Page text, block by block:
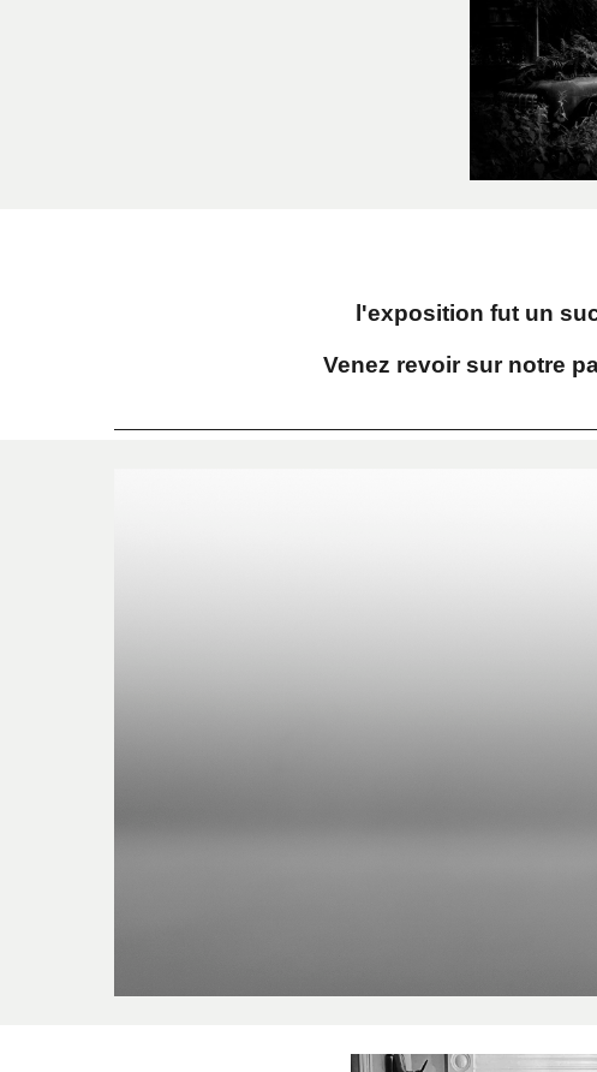
l'exposition fut un
Venez revoir sur notre